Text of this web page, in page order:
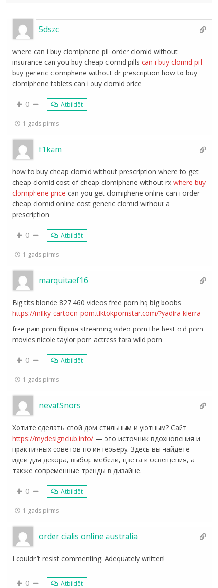
5dszc
where can i buy clomiphene pill order clomid without
insurance can you buy cheap clomid pillscan i buy clomid pill
buy generic clomiphene without dr prescription how to buy
clomiphene tablets can i buy clomid price
0 Atbildēt
1 gads pirms
f1kam
how to buy cheap clomid without prescription where to get
cheap clomid cost of cheap clomiphene without rxwhere buy
clomiphene price can you get clomiphene online can i order
cheap clomid online cost generic clomid without a
prescription
0 Atbildēt
1 gads pirms
marquitaef16
Big tits blonde 827 460 videos free porn hq big boobs
https://milky-cartoon-porn.tiktokpornstar.com/?yadira-kierra
free pain porn filipina streaming video porn the best old porn
movies nicole taylor porn actress tara wild porn
0 Atbildēt
1 gads pirms
nevafSnors
Хотите сделать свой дом стильным и уютным? Сайт
https://mydesignclub.info/ — это источник вдохновения и
практичных советов по интерьеру. Здесь вы найдёте
идеи для декора, выбор мебели, цвета и освещения, а
также современные тренды в дизайне.
0 Atbildēt
1 gads pirms
order cialis online australia
I couldn’t resist commenting. Adequately written!
0 Atbildēt